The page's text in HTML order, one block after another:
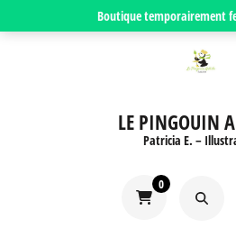
Boutique temporairement
LE PINGOUIN
Patricia E. –
0